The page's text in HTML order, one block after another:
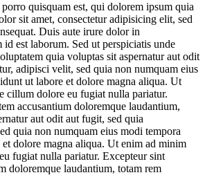
quisquam est, qui dolorem ipsum quia
sit amet, consectetur adipisicing elit, sed
Duis aute irure dolor in
est laborum. Sed ut perspiciatis unde
quia voluptas sit aspernatur aut odit
adipisci velit, sed quia non numquam eius
ut labore et dolore magna aliqua. Ut
cillum dolore eu fugiat nulla pariatur.
accusantium doloremque laudantium,
aut odit aut fugit, sed quia
quia non numquam eius modi tempora
dolore magna aliqua. Ut enim ad minim
fugiat nulla pariatur. Excepteur sint
doloremque laudantium, totam rem